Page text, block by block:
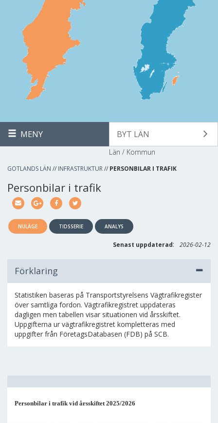
MENY BYT LÄN
Län / Kommun
GOTLANDS LÄN // INFRASTRUKTUR// PERSONBILAR I TRAFIK
Personbilar i trafik
NULÄGE TIDSSERIE ANALYS
Senast uppdaterad: 2026-02-12
Förklaring
Statistiken baseras på Transportstyrelsens Vägtrafikregister
över samtliga fordon. Vägtrafikregistret uppdateras
dagligen men tabellen visar situationen vid årsskiftet.
Uppgifterna ur vägtrafikregistret kompletteras med
uppgifter från FöretagsDatabasen (FDB) på SCB.
Personbilar i trafik vid årsskiftet 2025/2026